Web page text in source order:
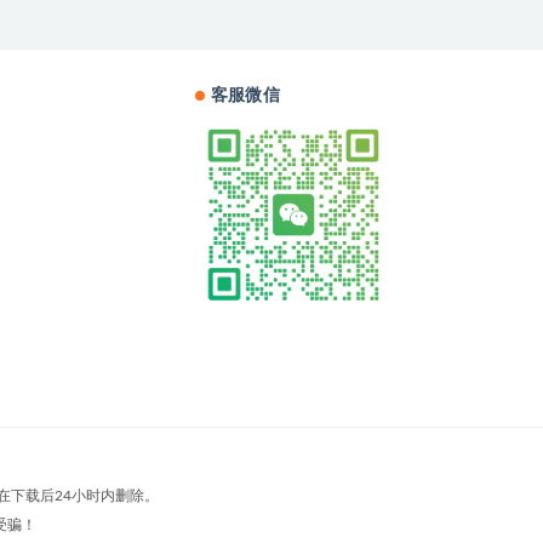
客服微信
下载后24小时内删除。
！